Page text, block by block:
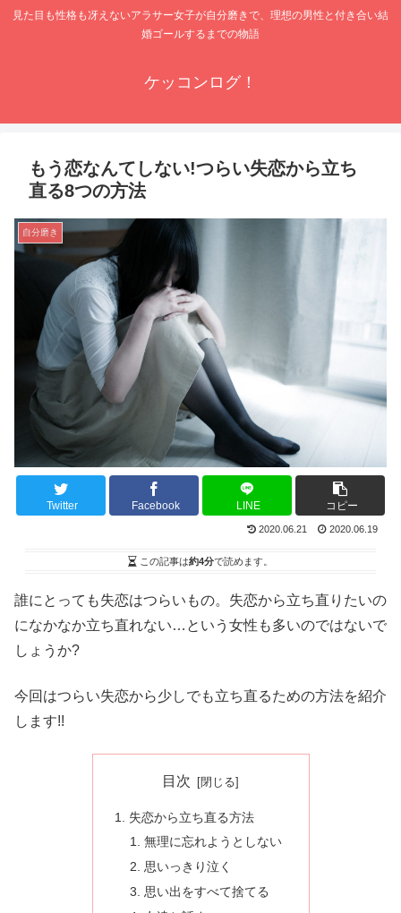
見た目も性格も冴えないアラサー女子が自分磨きで、理想の男性と付き合い結
婚ゴールするまでの物語
ケッコンログ！
もう恋なんてしない!つらい失恋から立ち
直る8つの方法
自分磨き
Twitter Facebook LINE コピー
2020.06.21 2020.06.19
この記事は約4分で読めます。
誰にとっても失恋はつらいもの。失恋から立ち直りたいの
になかなか立ち直れない…という女性も多いのではないで
しょうか?
今回はつらい失恋から少しでも立ち直るための方法を紹介
します!!
目次
失恋から立ち直る方法
無理に忘れようとしない
思いっきり泣く
思い出をすべて捨てる